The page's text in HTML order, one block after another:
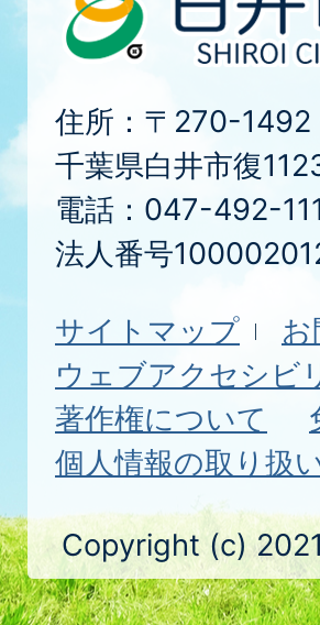
住所：〒270-1492
千葉県白井市復
電話：047-492-
法人番号
サイトマップ
ウェブアクセシビ
著作権について
個人情報の取り扱
Copyright (c)